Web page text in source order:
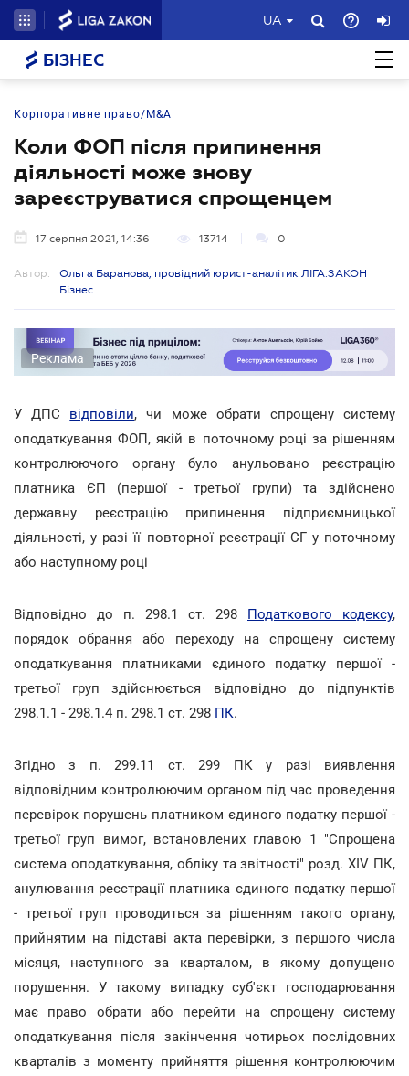
UA
БІЗНЕС
Корпоративне право/M&A
Коли ФОП після припинення
діяльності може знову
зареєструватися спрощенцем
17 серпня 2021, 14:36 13714 0
Автор:
Ольга Баранова, провідний юрист-аналітик ЛІГА:ЗАКОН
Бізнес
Реклама
У ДПС відповіли, чи може обрати спрощену систему
оподаткування ФОП, якій в поточному році за рішенням
контролюючого органу було анульовано реєстрацію
платника ЄП (першої - третьої групи) та здійснено
державну реєстрацію припинення підприємницької
діяльності, у разі її повторної реєстрації СГ у поточному
або наступному році
Відповідно до п. 298.1 ст. 298 Податкового кодексу,
порядок обрання або переходу на спрощену систему
оподаткування платниками єдиного податку першої -
третьої груп здійснюється відповідно до підпунктів
298.1.1 - 298.1.4 п. 298.1 ст. 298 ПК.
Згідно з п. 299.11 ст. 299 ПК у разі виявлення
відповідним контролюючим органом під час проведення
перевірок порушень платником єдиного податку першої -
третьої груп вимог, встановлених главою 1 "Спрощена
система оподаткування, обліку та звітності" розд. XIV ПК,
анулювання реєстрації платника єдиного податку першої
- третьої груп проводиться за рішенням такого органу,
прийнятим на підставі акта перевірки, з першого числа
місяця, наступного за кварталом, в якому допущено
порушення. У такому випадку суб'єкт господарювання
має право обрати або перейти на спрощену систему
оподаткування після закінчення чотирьох послідовних
кварталів з моменту прийняття рішення контролюючим